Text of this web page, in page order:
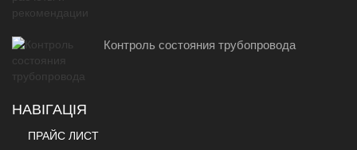
Контроль состояния трубопровода
НАВІГАЦІЯ
ПРАЙС ЛИСТ